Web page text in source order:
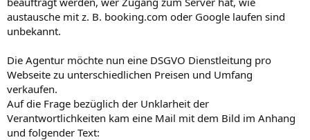
austausche mit z. B. booking.com oder Google laufen sind
unbekannt.
Die Agentur möchte nun eine DSGVO Dienstleitung pro
Webseite zu unterschiedlichen Preisen und Umfang
verkaufen.
Auf die Frage bezüglich der Unklarheit der
Verantwortlichkeiten kam eine Mail mit dem Bild im Anhang
und folgender Text: